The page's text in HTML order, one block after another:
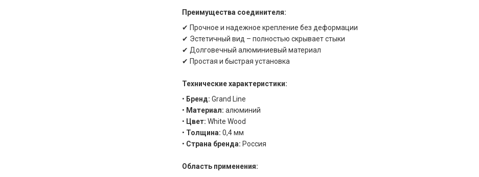
Преимущества соединителя:
✔ Прочное и надежное крепление без деформации
✔ Эстетичный вид – полностью скрывает стыки
✔ Долговечный алюминиевый материал
✔ Простая и быстрая установка
Технические характеристики:
• Бренд: Grand Line
• Материал: алюминий
• Цвет: White Wood
• Толщина: 0,4 мм
• Страна бренда: Россия
Область применения: